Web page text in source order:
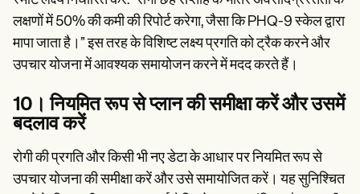
लक्षणों में 50% की कमी की रिपोर्ट करेगा, जैसा कि PHQ-9 स्केल द्वारा
मापा जाता है।” इस तरह के विशिष्ट लक्ष्य प्रगति को ट्रैक करने और
उपचार योजना में आवश्यक समायोजन करने में मदद करते हैं।
10। नियमित रूप से प्लान की समीक्षा करें और उसमें
बदलाव करें
रोगी की प्रगति और किसी भी नए डेटा के आधार पर नियमित रूप से
उपचार योजना की समीक्षा करें और उसे समायोजित करें। यह सुनिश्चित